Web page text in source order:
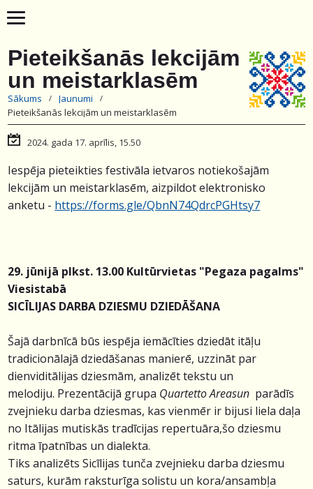
Pieteikšanās lekcijām
un meistarklasēm
Sākums
Jaunumi
Pieteikšanās lekcijām un meistarklasēm
2024. gada 17. aprīlis, 15.50
Iespēja pieteikties festivāla ietvaros notiekošajām
lekcijām un meistarklasēm, aizpildot elektronisko
anketu - https://forms.gle/QbnN74QdrcPGHtsy7
29. jūnijā plkst. 13.00 Kultūrvietas "Pegaza pagalms"
Viesistabā
SICĪLIJAS DARBA DZIESMU DZIEDĀŠANA
Šajā darbnīcā būs iespēja iemācīties dziedāt itāļu
tradicionālajā dziedāšanas manierē, uzzināt par
dienviditālijas dziesmām, analizēt tekstu un
melodiju. Prezentācijā grupa Quartetto Areasun parādīs
zvejnieku darba dziesmas, kas vienmēr ir bijusi liela daļa
no Itālijas mutiskās tradīcijas repertuāra,šo dziesmu
ritma īpatnības un dialekta.
Tiks analizēts Sicīlijas tunča zvejnieku darba dziesmu
saturs, kurām raksturīga solistu un kora/ansambļa